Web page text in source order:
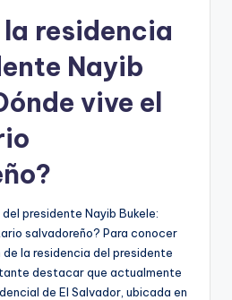
residencia
Nayib
vive el
presidente Nayib Bukele:
salvadoreño? Para conocer
la residencia del presidente
destacar que actualmente
de El Salvador, ubicada en